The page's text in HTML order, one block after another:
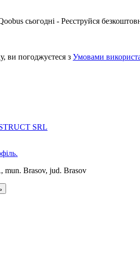
сьогодні - Реєструйся
ви погоджуєтеся з Умовами
SRL
mun. Brasov, jud. Brasov